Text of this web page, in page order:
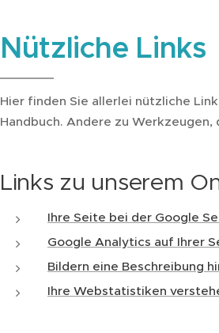
Nützliche Links
Hier finden Sie allerlei nützliche
Handbuch. Andere zu Werkzeugen,
Links zu unserem
Ihre Seite bei der Google
Google Analytics auf Ihrer
Bildern eine Beschreibung
Ihre Webstatistiken